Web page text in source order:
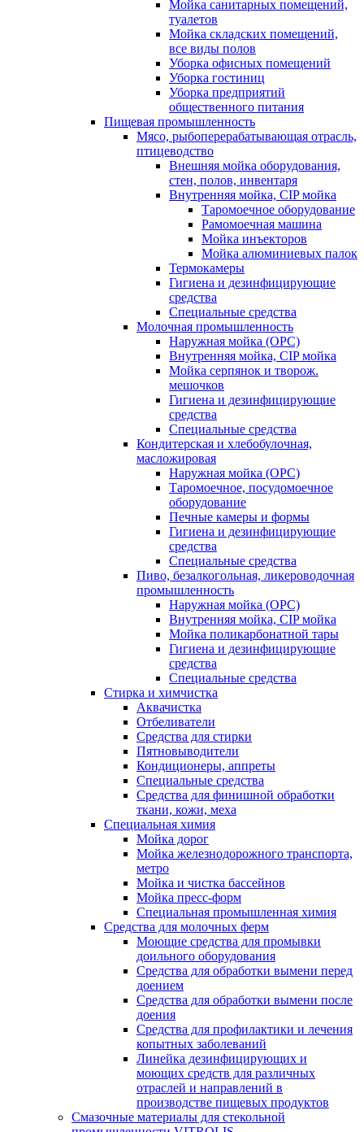
Мойка санитарных помещений,
туалетов
Мойка складских помещений,
все виды полов
Уборка офисных помещений
Уборка гостиниц
Уборка предприятий
общественного питания
Пищевая промышленность
Мясо, рыбоперерабатывающая отрасль,
птицеводство
Внешняя мойка оборудования,
стен, полов, инвентаря
Внутренняя мойка, CIP мойка
Таромоечное оборудование
Рамомоечная машина
Мойка инъекторов
Мойка алюминиевых палок
Термокамеры
Гигиена и дезинфицирующие
средства
Специальные средства
Молочная промышленность
Наружная мойка (ОРС)
Внутренняя мойка, CIP мойка
Мойка серпянок и творож.
мешочков
Гигиена и дезинфицирующие
средства
Специальные средства
Кондитерская и хлебобулочная,
масложировая
Наружная мойка (ОРС)
Таромоечное, посудомоечное
оборудование
Печные камеры и формы
Гигиена и дезинфицирующие
средства
Специальные средства
Пиво, безалкогольная, ликероводочная
промышленность
Наружная мойка (ОРС)
Внутренняя мойка, CIP мойка
Мойка поликарбонатной тары
Гигиена и дезинфицирующие
средства
Специальные средства
Стирка и химчистка
Аквачистка
Отбеливатели
Средства для стирки
Пятновыводители
Кондиционеры, аппреты
Специальные средства
Средства для финишной обработки
ткани, кожи, меха
Специальная химия
Мойка дорог
Мойка железнодорожного транспорта,
метро
Мойка и чистка бассейнов
Мойка пресс-форм
Специальная промышленная химия
Средства для молочных ферм
Моющие средства для промывки
доильного оборудования
Средства для обработки вымени перед
доением
Средства для обработки вымени после
доения
Средства для профилактики и лечения
копытных заболеваний
Линейка дезинфицирующих и
моющих средств для различных
отраслей и направлений в
производстве пищевых продуктов
Смазочные материалы для стекольной